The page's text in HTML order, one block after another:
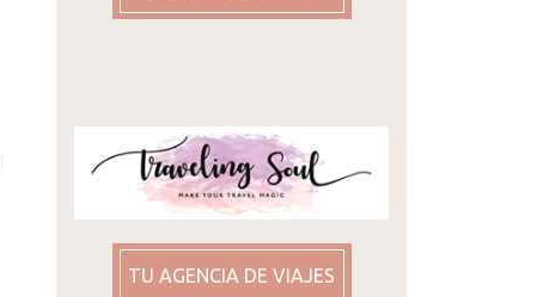
TU AGENCIA DE VIAJES